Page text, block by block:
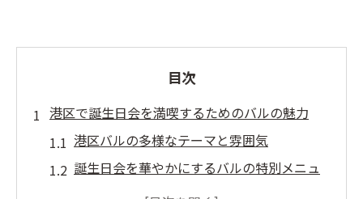
目次
港区で誕生日会を満喫するためのバルの魅力
港区バルの多様なテーマと雰囲気
誕生日会を華やかにするバルの特別メニュ